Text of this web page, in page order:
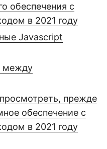
обеспечения с
в 2021 году
Javascript
между
прежде
обеспечение с
в 2021 году